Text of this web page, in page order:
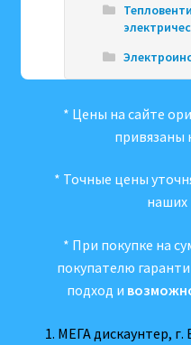
* Цены на сайте
привязаны
* Точные цены
наших
* При покупке на
покупателю
подход и
1. МЕГА дискаунтер,